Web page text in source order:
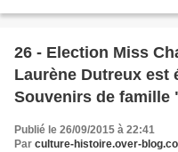
26 - Election Miss
Laurène Dutreux est
Souvenirs de famille
rémouleur,
Lionel Evan's
Publié le 26/09/2015 à 22:41
Par culture-histoire.over-